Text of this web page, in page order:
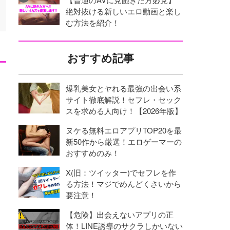
絶対抜ける新しいエロ動画と楽し
む方法を紹介！
おすすめ記事
爆乳美女とヤれる最強の出会い系
サイト徹底解説！セフレ・セック
スを求める人向け！【2026年版】
ヌケる無料エロアプリTOP20を最
新50作から厳選！エロゲーマーの
おすすめのみ！
X(旧：ツイッター)でセフレを作
る方法！マジでめんどくさいから
要注意！
【危険】出会えないアプリの正
体！LINE誘導のサクラしかいない